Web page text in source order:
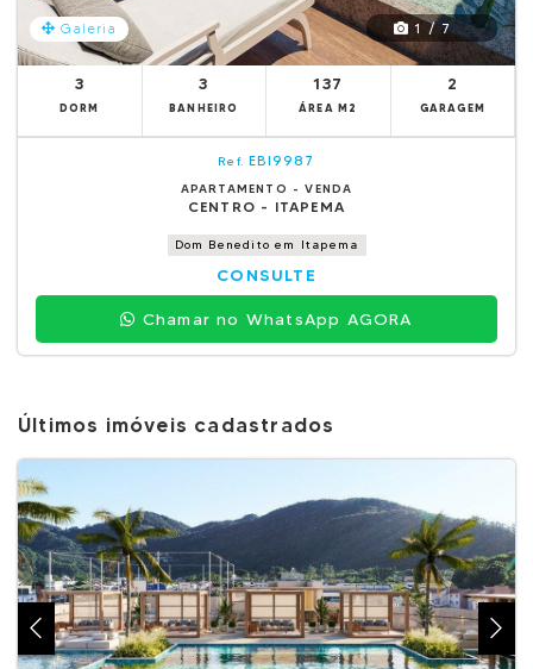
Galeria 1 / 7
3
DORM
3
BANHEIRO
137
ÁREA M2
2
GARAGEM
Ref. EBI9987
APARTAMENTO - VENDA
CENTRO - ITAPEMA
Dom Benedito em Itapema
CONSULTE
Chamar no WhatsApp AGORA
Últimos imóveis cadastrados